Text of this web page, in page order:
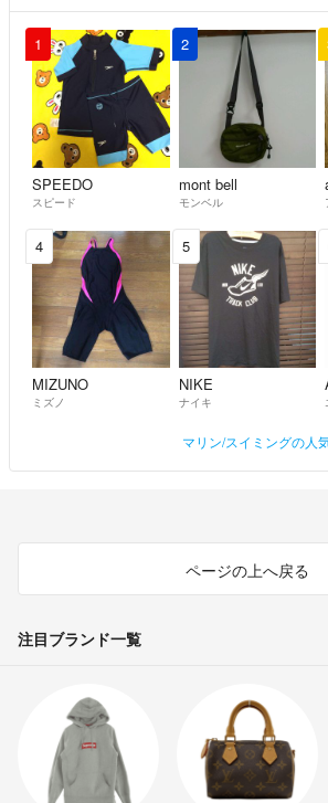
1
SPEEDO
スピード
2
mont bell
モンベル
4
MIZUNO
ミズノ
5
NIKE
ナイキ
マリン/スイミングの人
ページの上へ戻る
注目ブランド一覧